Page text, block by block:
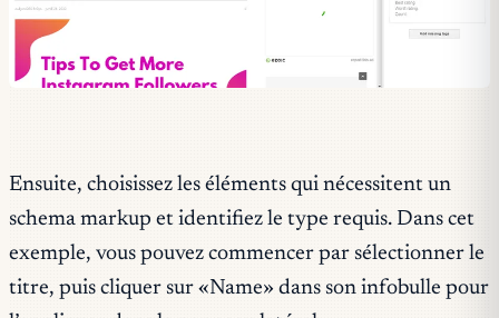
Ensuite, choisissez les éléments qui nécessitent un
schema markup et identifiez le type requis. Dans cet
exemple, vous pouvez commencer par sélectionner le
titre, puis cliquer sur «Name» dans son infobulle pour